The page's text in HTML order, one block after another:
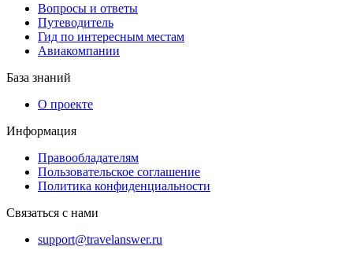
Вопросы и ответы
Путеводитель
Гид по интересным местам
Авиакомпании
База знаний
О проекте
Информация
Правообладателям
Пользовательское соглашение
Политика конфиденциальности
Связаться с нами
support@travelanswer.ru